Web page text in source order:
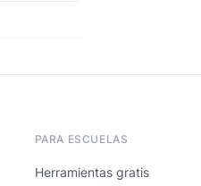
PARA ESCUELAS
Herramientas gratis